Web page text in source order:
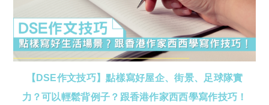
【DSE作文技巧】點樣寫好屋企、街景、足球隊實
力？可以輕鬆背例子？跟香港作家西西學寫作技巧！